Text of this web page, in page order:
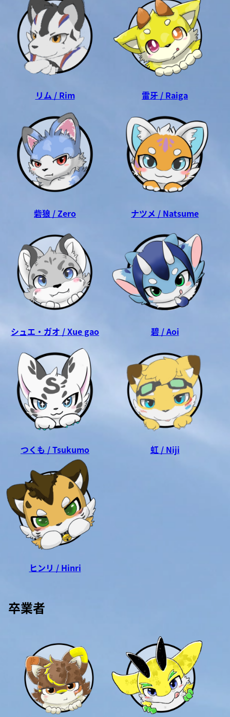
リム / Rim 雷牙 / Raiga
砦狼 / Zero ナツメ / Natsume
シュエ・ガオ / Xue gao 碧 / Aoi
つくも / Tsukumo 虹 / Niji
ヒンリ / Hinri
卒業者